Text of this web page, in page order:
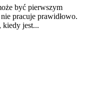
być pierwszym
pracuje prawidłowo.
kiedy jest...